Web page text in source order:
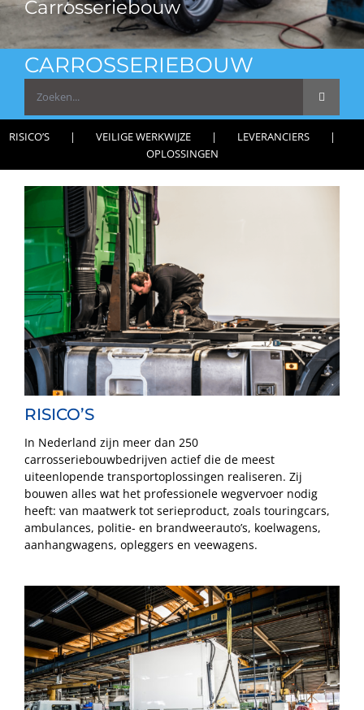
Carrosseriebouw
CARROSSERIEBOUW
naar:
RISICO’S VEILIGE WERKWIJZE
LEVERANCIERS
OPLOSSINGEN
RISICO’S
In Nederland zijn meer dan 250
carrosseriebouwbedrijven actief die de meest
uiteenlopende transportoplossingen realiseren. Zij
bouwen alles wat het professionele wegvervoer nodig
heeft: van maatwerk tot serieproduct, zoals touringcars,
ambulances, politie- en brandweerauto’s, koelwagens,
aanhangwagens, opleggers en veewagens.